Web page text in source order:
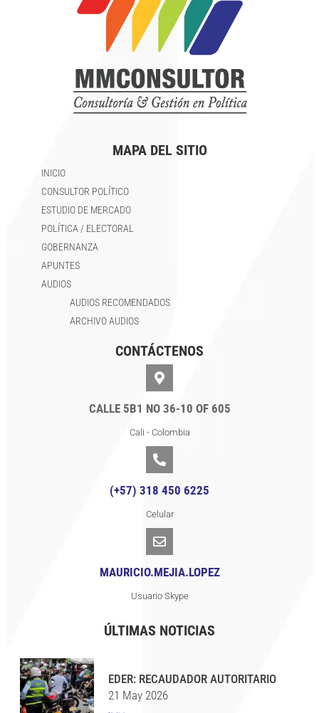
ÚLTIMAS NOTICIAS
EDER: RECAUDADOR AUTORITARIO
21 May 2026
CONTÁCTENOS
CALLE 5B1 NO 36-10 OF 605
Cali - Colombia
(+57) 318 450 6225
Celular
MAURICIO.MEJIA.LOPEZ
Usuario Skype
MAPA DEL SITIO
INICIO
CONSULTOR POLÍTICO
ESTUDIO DE MERCADO
POLÍTICA / ELECTORAL
GOBERNANZA
APUNTES
AUDIOS
AUDIOS RECOMENDADOS
ARCHIVO AUDIOS